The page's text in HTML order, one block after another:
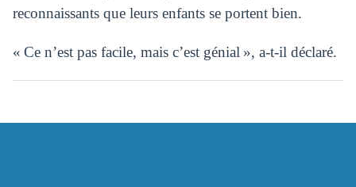
reconnaissants que leurs enfants se portent bien.
« Ce n’est pas facile, mais c’est génial », a-t-il déclaré.